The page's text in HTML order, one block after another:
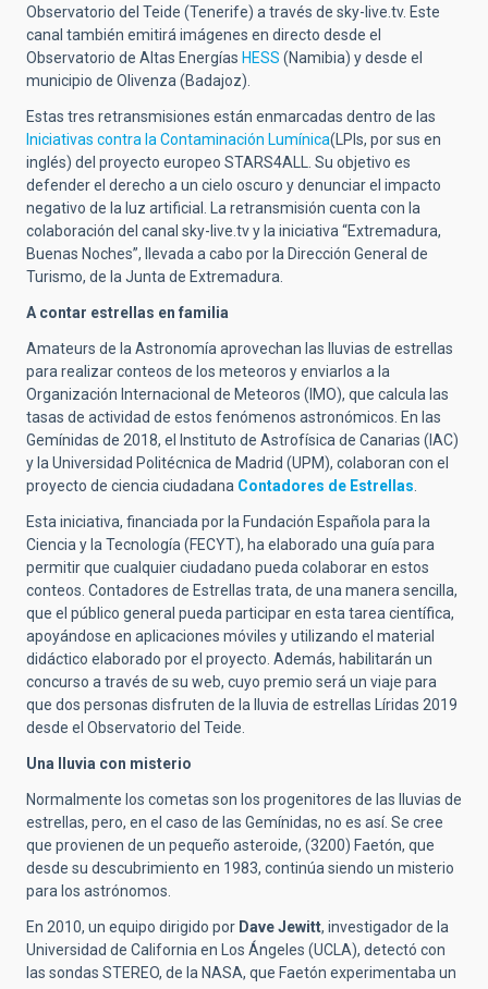
Observatorio del Teide (Tenerife) a través de sky-live.tv. Este
canal también emitirá imágenes en directo desde el
Observatorio de Altas Energías HESS (Namibia) y desde el
municipio de Olivenza (Badajoz).
Estas tres retransmisiones están enmarcadas dentro de las
Iniciativas contra la Contaminación Lumínica(LPIs, por sus en
inglés) del proyecto europeo STARS4ALL. Su objetivo es
defender el derecho a un cielo oscuro y denunciar el impacto
negativo de la luz artificial. La retransmisión cuenta con la
colaboración del canal sky-live.tv y la iniciativa “Extremadura,
Buenas Noches”, llevada a cabo por la Dirección General de
Turismo, de la Junta de Extremadura.
A contar estrellas en familia
Amateurs de la Astronomía aprovechan las lluvias de estrellas
para realizar conteos de los meteoros y enviarlos a la
Organización Internacional de Meteoros (IMO), que calcula las
tasas de actividad de estos fenómenos astronómicos. En las
Gemínidas de 2018, el Instituto de Astrofísica de Canarias (IAC)
y la Universidad Politécnica de Madrid (UPM), colaboran con el
proyecto de ciencia ciudadana Contadores de Estrellas
Esta iniciativa, financiada por la Fundación Española para la
Ciencia y la Tecnología (FECYT), ha elaborado una guía para
permitir que cualquier ciudadano pueda colaborar en estos
conteos. Contadores de Estrellas trata, de una manera sencilla,
que el público general pueda participar en esta tarea científica,
apoyándose en aplicaciones móviles y utilizando el material
didáctico elaborado por el proyecto. Además, habilitarán un
concurso a través de su web, cuyo premio será un viaje para
que dos personas disfruten de la lluvia de estrellas Líridas 2019
desde el Observatorio del Teide.
Una lluvia con misterio
Normalmente los cometas son los progenitores de las lluvias de
estrellas, pero, en el caso de las Gemínidas, no es así. Se cree
que provienen de un pequeño asteroide, (3200) Faetón, que
desde su descubrimiento en 1983, continúa siendo un misterio
para los astrónomos.
En 2010, un equipo dirigido por Dave Jewitt, investigador de la
Universidad de California en Los Ángeles (UCLA), detectó con
las sondas STEREO, de la NASA, que Faetón experimentaba un